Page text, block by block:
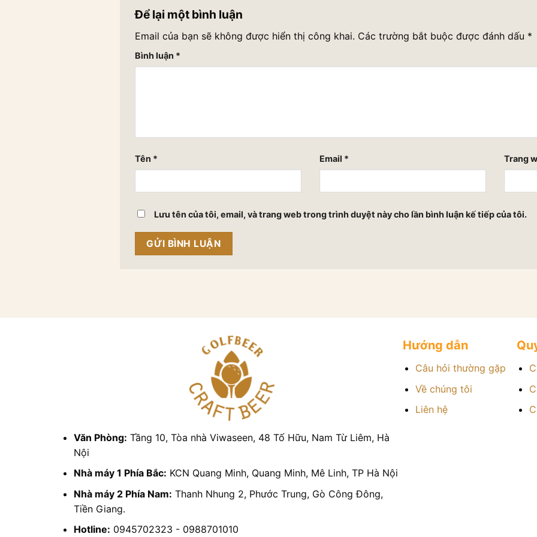
Để lại một bình luận
Email của bạn sẽ không được hiển thị công khai. Các trường bắt buộc được đánh dấu *
Bình luận *
Tên * Email * Trang
Lưu tên của tôi, email, và trang web trong trình duyệt này cho lần bình luận kế tiếp của tôi.
Văn Phòng: Tầng 10, Tòa nhà Viwaseen, 48 Tố Hữu, Nam Từ Liêm, Hà
Nội
Nhà máy 1 Phía Bắc: KCN Quang Minh, Quang Minh, Mê Linh, TP Hà Nội
Nhà máy 2 Phía Nam: Thanh Nhung 2, Phước Trung, Gò Công Đông,
Tiền Giang.
Hotline: 0945702323 - 0988701010
Hướng dẫn
Câu hỏi thường gặp
Về chúng tôi
Liên hệ